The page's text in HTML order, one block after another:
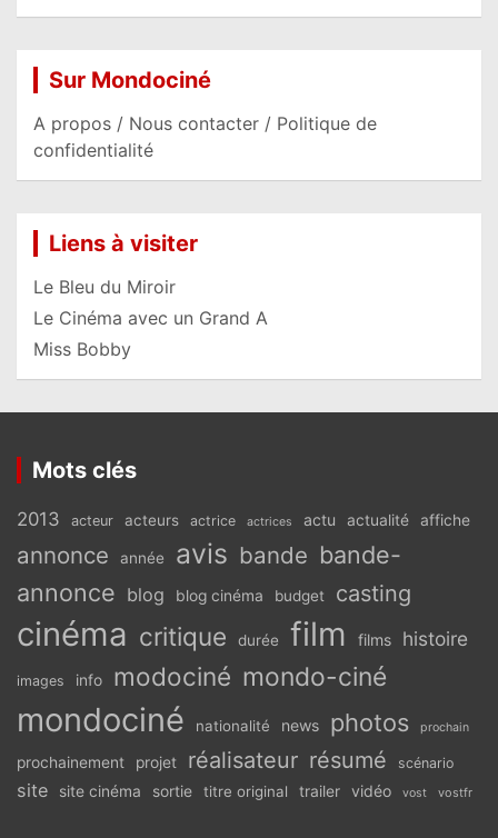
Sur Mondociné
A propos / Nous contacter / Politique de
confidentialité
Liens à visiter
Le Bleu du Miroir
Le Cinéma avec un Grand A
Miss Bobby
Mots clés
2013 acteur acteurs actrice actrices actu actualité affiche
annonce année avis bande bande-
annonce blog blog cinéma budget casting
cinéma critique durée film films histoire
images info modociné mondo-ciné
mondociné nationalité news photos prochain
prochainement projet réalisateur résumé scénario
site site cinéma sortie titre original trailer vidéo vost vostfr